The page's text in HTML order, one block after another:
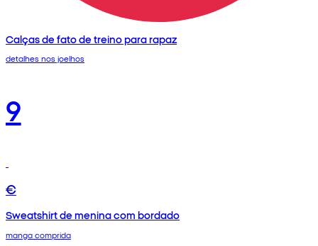
Calças de fato de treino para rapaz
detalhes nos joelhos
9
€
Sweatshirt de menina com bordado
manga comprida